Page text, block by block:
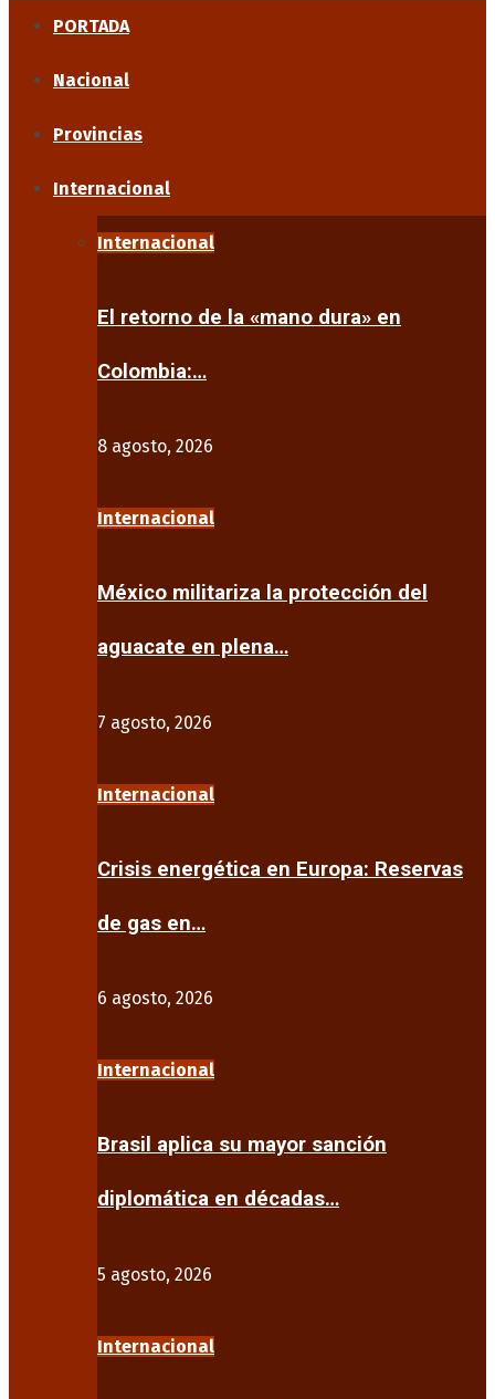
PORTADA
Nacional
Provincias
Internacional
Internacional
El retorno de la «mano dura» en
Colombia:…
8 agosto, 2026
Internacional
México militariza la protección del
aguacate en plena…
7 agosto, 2026
Internacional
Crisis energética en Europa: Reservas
de gas en…
6 agosto, 2026
Internacional
Brasil aplica su mayor sanción
diplomática en décadas…
5 agosto, 2026
Internacional